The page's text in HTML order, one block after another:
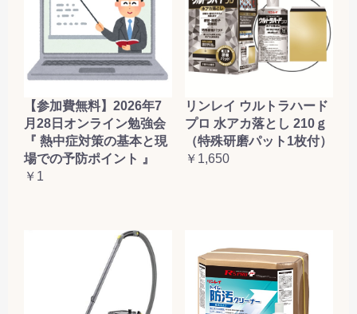
【参加費無料】2026年7
月28日オンライン勉強会
『 熱中症対策の基本と現
場での予防ポイント 』
￥1
リンレイ ウルトラハード
プロ 水アカ落とし 210ｇ
（特殊研磨パット1枚付）
￥1,650